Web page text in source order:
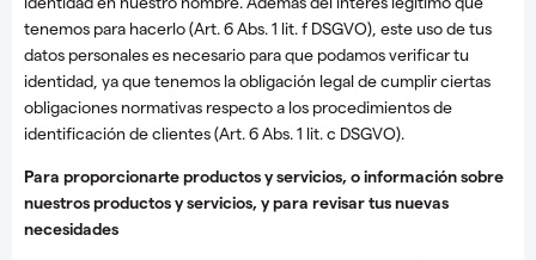
tenemos para hacerlo (Art. 6 Abs. 1 lit. f DSGVO), este uso de tus
datos personales es necesario para que podamos verificar tu
identidad, ya que tenemos la obligación legal de cumplir ciertas
obligaciones normativas respecto a los procedimientos de
identificación de clientes (Art. 6 Abs. 1 lit. c DSGVO).
Para proporcionarte productos y servicios, o información sobre
nuestros productos y servicios, y para revisar tus nuevas
necesidades